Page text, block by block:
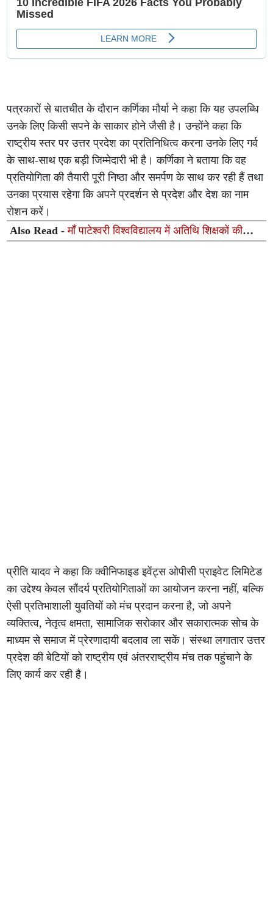
पत्रकारों से बातचीत के दौरान कर्णिका मौर्या ने कहा कि यह उपलब्धि
उनके लिए किसी सपने के साकार होने जैसी है। उन्होंने कहा कि
राष्ट्रीय स्तर पर उत्तर प्रदेश का प्रतिनिधित्व करना उनके लिए गर्व
के साथ-साथ एक बड़ी जिम्मेदारी भी है। कर्णिका ने बताया कि वह
प्रतियोगिता की तैयारी पूरी निष्ठा और समर्पण के साथ कर रही हैं तथा
उनका प्रयास रहेगा कि अपने प्रदर्शन से प्रदेश और देश का नाम
रोशन करें।
Also Read -माँ पाटेश्वरी विश्वविद्यालय में अतिथि शिक्षकों की
नियुक्ति को कार्यपरिषद की मंजूरी, शिक्षण व्यवस्था होगी और सुदृढ़
प्रीति यादव ने कहा कि क्वीनिफाइड इवेंट्स ओपीसी प्राइवेट लिमिटेड
का उद्देश्य केवल सौंदर्य प्रतियोगिताओं का आयोजन करना नहीं, बल्कि
ऐसी प्रतिभाशाली युवतियों को मंच प्रदान करना है, जो अपने
व्यक्तित्व, नेतृत्व क्षमता, सामाजिक सरोकार और सकारात्मक सोच के
माध्यम से समाज में प्रेरणादायी बदलाव ला सकें। संस्था लगातार उत्तर
प्रदेश की बेटियों को राष्ट्रीय एवं अंतरराष्ट्रीय मंच तक पहुंचाने के
लिए कार्य कर रही है।